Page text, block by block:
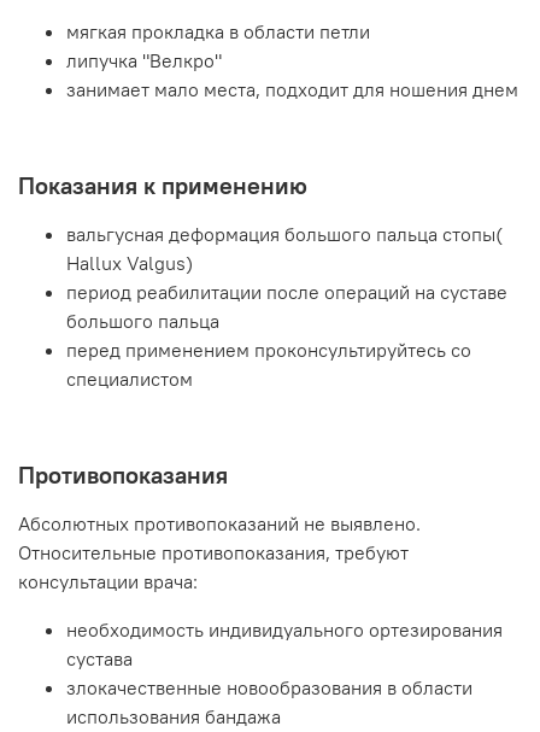
мягкая прокладка в области петли
липучка "Велкро"
занимает мало места, подходит для ношения днем
Показания к применению
вальгусная деформация большого пальца стопы(
Hallux Valgus)
период реабилитации после операций на суставе
большого пальца
перед применением проконсультируйтесь со
специалистом
Противопоказания
Абсолютных противопоказаний не выявлено.
Относительные противопоказания, требуют
консультации врача:
необходимость индивидуального ортезирования
сустава
злокачественные новообразования в области
использования бандажа